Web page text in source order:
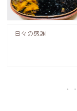
日々の感謝